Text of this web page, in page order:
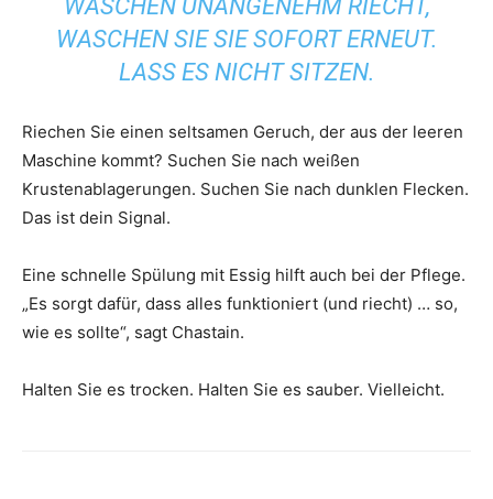
WASCHEN UNANGENEHM RIECHT,
WASCHEN SIE SIE SOFORT ERNEUT.
LASS ES NICHT SITZEN.
Riechen Sie einen seltsamen Geruch, der aus der leeren
Maschine kommt? Suchen Sie nach weißen
Krustenablagerungen. Suchen Sie nach dunklen Flecken.
Das ist dein Signal.
Eine schnelle Spülung mit Essig hilft auch bei der Pflege.
„Es sorgt dafür, dass alles funktioniert (und riecht) … so,
wie es sollte“, sagt Chastain.
Halten Sie es trocken. Halten Sie es sauber. Vielleicht.